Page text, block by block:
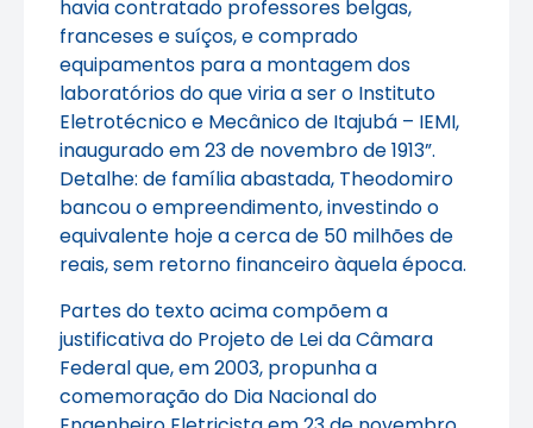
havia contratado professores belgas,
franceses e suíços, e comprado
equipamentos para a montagem dos
laboratórios do que viria a ser o Instituto
Eletrotécnico e Mecânico de Itajubá – IEMI,
inaugurado em 23 de novembro de 1913”.
Detalhe: de família abastada, Theodomiro
bancou o empreendimento, investindo o
equivalente hoje a cerca de 50 milhões de
reais, sem retorno financeiro àquela época.
Partes do texto acima compõem a
justificativa do Projeto de Lei da Câmara
Federal que, em 2003, propunha a
comemoração do Dia Nacional do